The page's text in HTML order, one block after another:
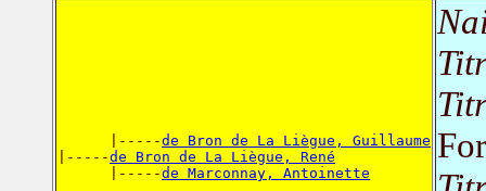
      |-----
de Bron de La Liègue, Guillaume
|-----de Bron de La Liègue, René
      |-----
de Marconnay, Antoinette